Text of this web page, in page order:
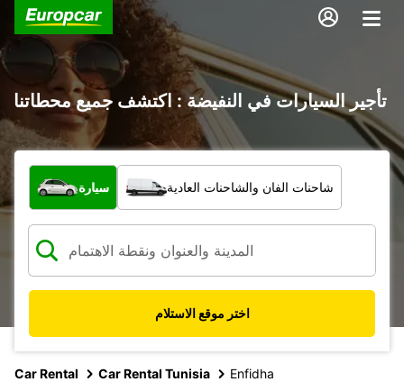
تأجير السيارات في النفيضة : اكتشف جميع محطاتنا
ما نوع المركبة؟
سيارة شاحنات الفان والشاحنات العادية
اختر موقع الاستلام
Car Rental Car Rental Tunisia Enfidha